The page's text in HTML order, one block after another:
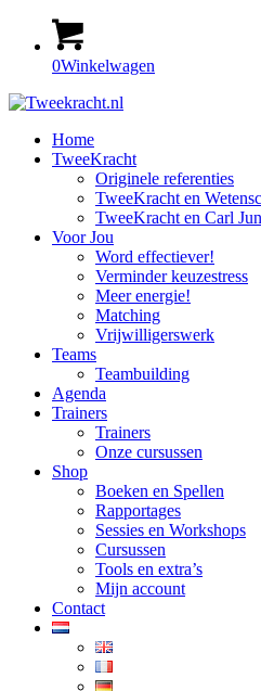
0Winkelwagen
Home
TweeKracht
Originele referenties
TweeKracht en
TweeKracht en Carl
Voor Jou
Word effectiever!
Verminder keuzestress
Meer energie!
Matching
Vrijwilligerswerk
Teams
Teambuilding
Agenda
Trainers
Trainers
Onze cursussen
Shop
Boeken en Spellen
Rapportages
Sessies en Workshops
Cursussen
Tools en extra’s
Mijn account
Contact